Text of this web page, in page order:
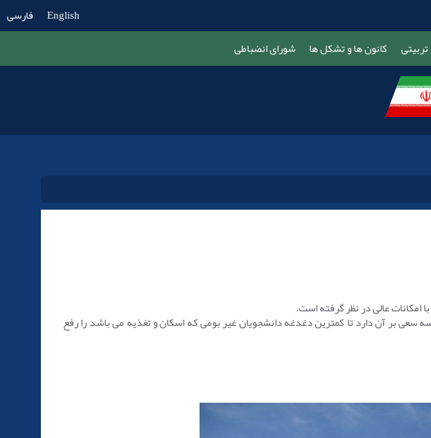
فارسی
English
کانون ها و تشکل ها شورای انضباطی
امکانات عالی در نظر گرفته است.
سعی بر آن دارد تا کمترین دغدغه دانشجویان غیر بومی که اسکان و تغذیه می باشد را رفع